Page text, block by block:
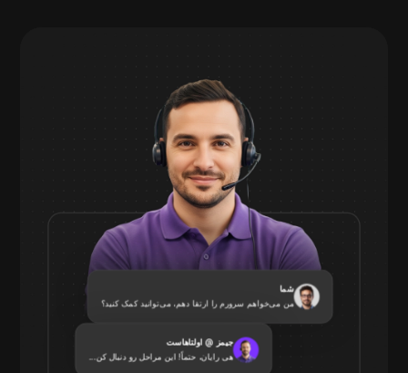
شما
من می‌خواهم سرورم را ارتقا دهم، می‌توانید کمک کنید؟
جیمز @ اولتاهاست
هی رایان، حتماً! این مراحل رو دنبال کن...